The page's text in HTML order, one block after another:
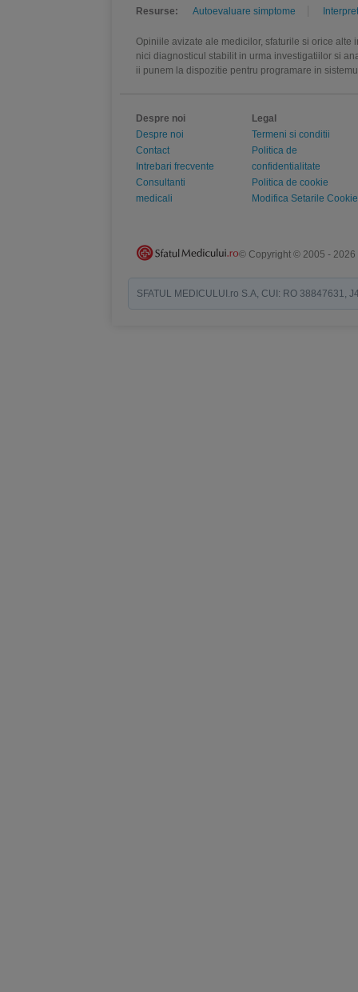
Resurse: Autoevaluare simptome
Opiniile avizate ale medicilor, sfaturile si orice
nici diagnosticul stabilit in urma investigatiilor si
ii punem la dispozitie pentru programare in
Despre noi
Despre noi
Contact
Intrebari frecvente
Consultanti
medicali
Legal
Termeni si conditii
Politica de
confidentialitate
Politica de cookie
Modifica Setarile Cookie
© Copyright © 2005 - 2026
SFATUL MEDICULUI.ro S.A, CUI: RO 38847631,